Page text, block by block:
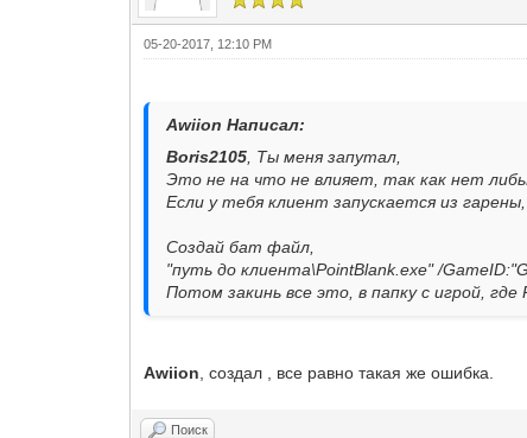
05-20-2017, 12:10 PM
Awiion Написал:
Boris2105 , Ты меня запутал,
Это не на что не влияет, так как нет
Если у тебя клиент запускается из
Создай бат файл,
"путь до клиента\PointBlank.exe" /
Потом закинь все это, в папку с игрой, где
Awiion , создал , все равно такая же ошибка.
Поиск